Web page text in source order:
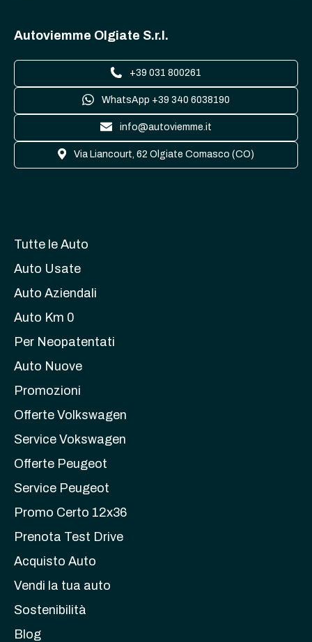
Autoviemme Olgiate S.r.l.
+39 031 800261
WhatsApp +39 340 6038190
info@autoviemme.it
Via Liancourt, 62 Olgiate Comasco (CO)
Tutte le Auto
Auto Usate
Auto Aziendali
Auto Km 0
Per Neopatentati
Auto Nuove
Promozioni
Offerte Volkswagen
Service Vokswagen
Offerte Peugeot
Service Peugeot
Promo Certo 12x36
Prenota Test Drive
Acquisto Auto
Vendi la tua auto
Sostenibilità
Blog